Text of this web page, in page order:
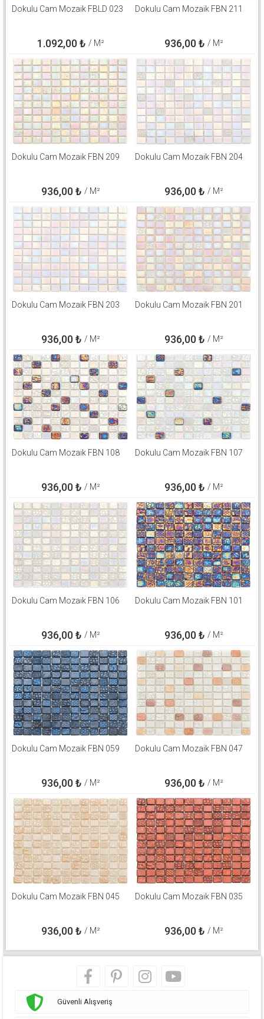
Dokulu Cam Mozaik FBLD 023
1.092,00₺ / M²
Dokulu Cam Mozaik FBN 211
936,00₺ / M²
Dokulu Cam Mozaik FBN 209
936,00₺ / M²
Dokulu Cam Mozaik FBN 204
936,00₺ / M²
Dokulu Cam Mozaik FBN 203
936,00₺ / M²
Dokulu Cam Mozaik FBN 201
936,00₺ / M²
Dokulu Cam Mozaik FBN 108
936,00₺ / M²
Dokulu Cam Mozaik FBN 107
936,00₺ / M²
Dokulu Cam Mozaik FBN 106
936,00₺ / M²
Dokulu Cam Mozaik FBN 101
936,00₺ / M²
Dokulu Cam Mozaik FBN 059
936,00₺ / M²
Dokulu Cam Mozaik FBN 047
936,00₺ / M²
Dokulu Cam Mozaik FBN 045
936,00₺ / M²
Dokulu Cam Mozaik FBN 035
936,00₺ / M²
Güvenli Alışveriş